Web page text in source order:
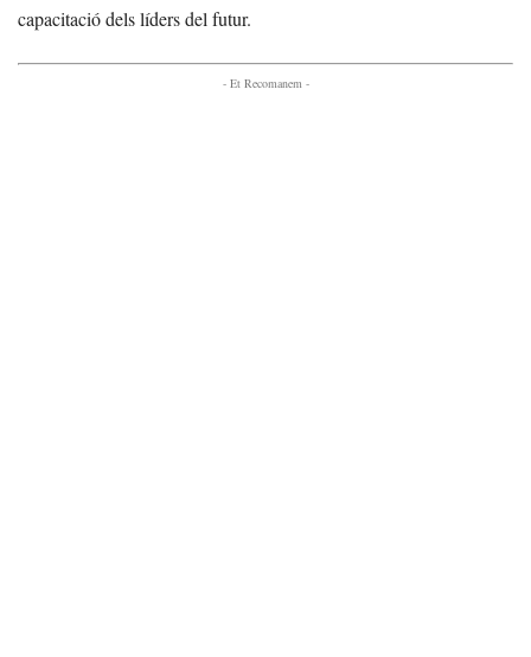
capacitació dels líders del futur.
- Et Recomanem -